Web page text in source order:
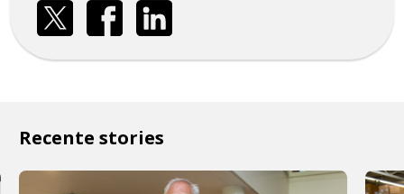
Recente stories